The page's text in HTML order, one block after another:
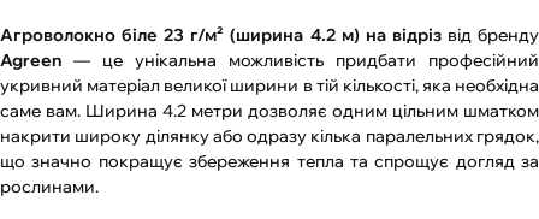
Агроволокно біле 23 г/м² (ширина 4.2 м) на відрізвід бренду
Agreen — це унікальна можливість придбати професійний
укривний матеріал великої ширини в тій кількості, яка необхідна
саме вам. Ширина 4.2 метри дозволяє одним цільним шматком
накрити широку ділянку або одразу кілька паралельних грядок,
що значно покращує збереження тепла та спрощує догляд за
рослинами.